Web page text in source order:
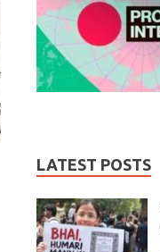
LATEST POSTS